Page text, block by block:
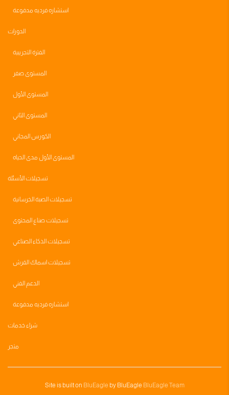
استشاره فرديه مدفوعة
الدورات
الفترة التجريبية
المستوى صفر
المستوى الأول
المستوى الثاني
الكورس المجاني
المستوى الأول مدى الحياه
تسجيلات الأسئلة
تسجيلات الصبة الخرسانية
تسجيلات صناع المحتوى
تسجيلات الذكاء الصناعي
تسجيلات اسماك القرش
الدعم الفني
استشاره فرديه مدفوعة
شراء خدمات
متجر
Site is built on BluEagle by BluEagle BluEagle Team